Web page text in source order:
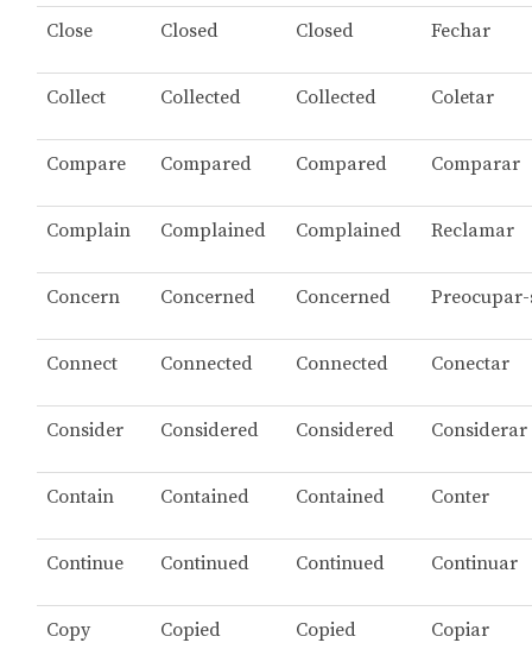
Close Closed Closed Fechar
Collect Collected Collected Coletar
Compare Compared Compared Comparar
Complain Complained Complained Reclamar
Concern Concerned Concerned Preocupar-
Connect Connected Connected Conectar
Consider Considered Considered Considerar
Contain Contained Contained Conter
Continue Continued Continued Continuar
Copy Copied Copied Copiar